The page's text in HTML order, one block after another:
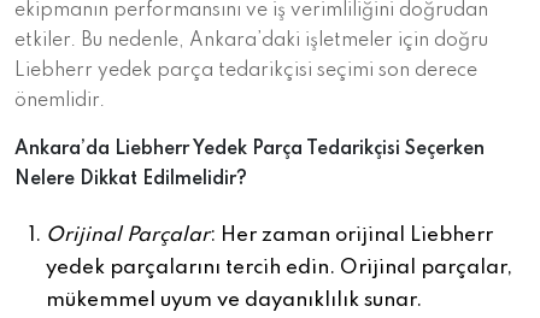
ekipmanın performansını ve iş verimliliğini doğrudan
etkiler. Bu nedenle, Ankara’daki işletmeler için doğru
Liebherr yedek parça tedarikçisi seçimi son derece
önemlidir.
Ankara’da Liebherr Yedek Parça Tedarikçisi Seçerken
Nelere Dikkat Edilmelidir?
Orijinal Parçalar: Her zaman orijinal Liebherr
yedek parçalarını tercih edin. Orijinal parçalar,
mükemmel uyum ve dayanıklılık sunar.